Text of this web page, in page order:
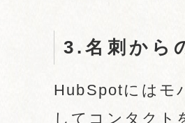
3.名刺から
HubSpotにはモ
してコンタクト